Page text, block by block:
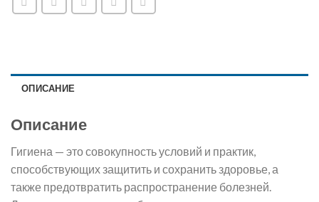
ОПИСАНИЕ
Описание
Гигиена — это совокупность условий и практик,
способствующих защитить и сохранить здоровье, а
также предотвратить распространение болезней.